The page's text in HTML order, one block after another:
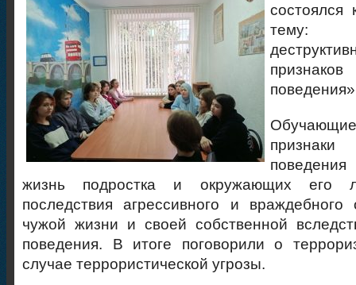
состоялся
тему:
жизнь подростка и окружающих его
последствия агрессивного и
чужой жизни и своей собственной
поведения. В итоге поговорили о
случае террористической угрозы.